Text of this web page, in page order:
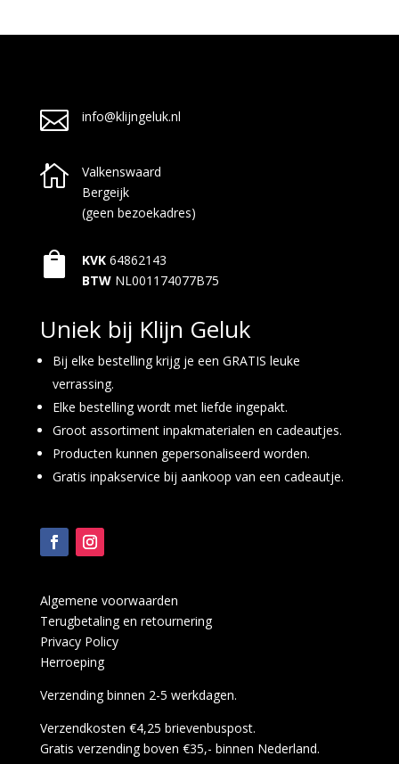
 info@klijngeluk.nl

Valkenswaard
Bergeijk
(geen bezoekadres)
 KVK 64862143
BTW NL001174077B75
Uniek bij Klijn Geluk
Bij elke bestelling krijg je een GRATIS leuke
verrassing.
Elke bestelling wordt met liefde ingepakt.
Groot assortiment inpakmaterialen en cadeautjes.
Producten kunnen gepersonaliseerd worden.
Gratis inpakservice bij aankoop van een cadeautje.
Algemene voorwaarden
Terugbetaling en retournering
Privacy Policy
Herroeping
Verzending binnen 2-5 werkdagen.
Verzendkosten €4,25 brievenbuspost.
Gratis verzending boven €35,- binnen Nederland.